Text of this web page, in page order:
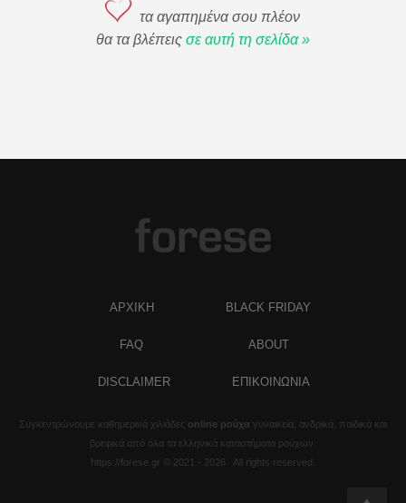
τα αγαπημένα σου πλέον
θα τα βλέπεις σε αυτή τη σελίδα »
ΑΡΧΙΚΗ BLACK FRIDAY
FAQ ABOUT
DISCLAIMER ΕΠΙΚΟΙΝΩΝΙΑ
Συγκεντρώνουμε καθημερινά χιλιάδες online ρούχα γυναικεία, ανδρικά, παιδικά και
βρεφικά από όλα τα ελληνικά καταστήματα ρούχων.
https://forese.gr © 2021 - 2026 All rights reserved.